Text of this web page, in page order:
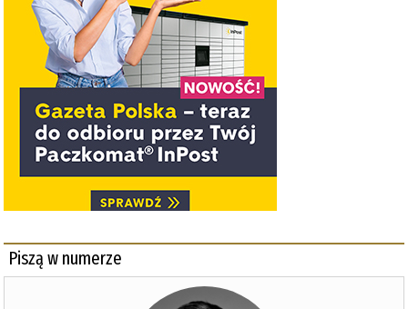
Piszą w numerze